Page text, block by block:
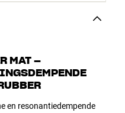
MAT –
en resonantiedempende